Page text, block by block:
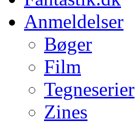
Anmeldelser
Bøger
Film
Tegneserier
Zines